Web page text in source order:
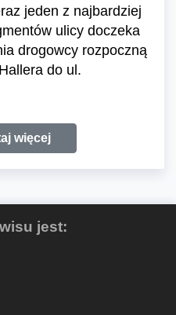
jeden z najbardziej
ulicy doczeka
drogowcy rozpoczną
do ul.
więcej
jest: